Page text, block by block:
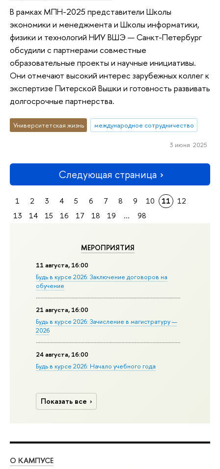
МЕРОПРИЯТИЯ
11 августа, 16:00
Будь в курсе 2026: Заключение договоров на
обучение
21 августа, 16:00
Будь в курсе 2026: Зачисление в магистратуру —
2026
24 августа, 16:00
Будь в курсе 2026: Начало учебного года
Показать все
В рамках МПН-2025 представители Школы
экономики и менеджмента и Школы информатики,
физики и технологий НИУ ВШЭ — Санкт-Петербург
обсудили с партнерами совместные
образовательные проекты и научные инициативы.
Они отмечают высокий интерес зарубежных коллег к
экспертизе Питерской Вышки и готовность развивать
долгосрочные партнерства.
Университетская жизнь международное сотрудничество
3 июня 2025
Следующая страница
1 2 3 4 5 6 7 8 9 10 11
12
13
14 15 16 17 18 19 ... 98
О КАМПУСЕ